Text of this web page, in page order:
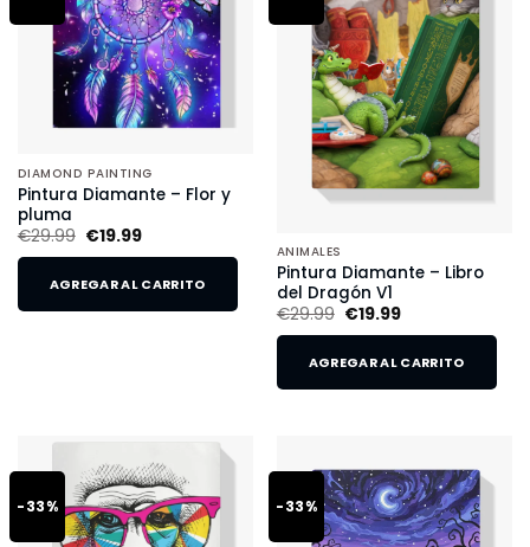
DIAMOND PAINTING
Pintura Diamante – Flor y
pluma
€29.99 €19.99
AGREGAR AL CARRITO
ANIMALES
Pintura Diamante – Libro
del Dragón V1
€29.99 €19.99
AGREGAR AL CARRITO
-33% -33%